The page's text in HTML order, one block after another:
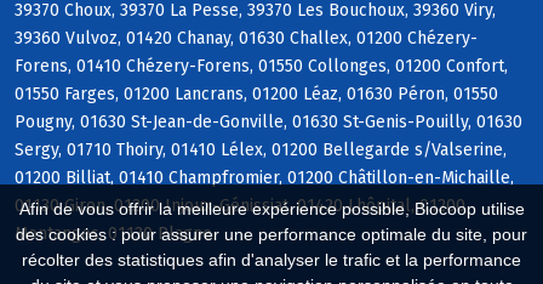
Afin de vous offrir la meilleure expérience possible, Biocoop utilise
des cookies : pour assurer une performance optimale du site, pour
récolter des statistiques afin d'analyser le trafic et la performance
39370 Choux, 39370 La Pesse, 39370 Les Bouchoux, 39360 Viry,
39360 Vulvoz, 01420 Chanay, 01630 Challex, 01200 Chézery-
Forens, 01410 Chézery-Forens, 01550 Collonges, 01200 Confort,
01550 Farges, 01200 Lancrans, 01200 Léaz, 01630 Péron, 01550
Pougny, 01630 St-Jean-de-Gonville, 01630 St-Genis-Pouilly, 01630
Sergy, 01710 Thoiry, 01410 Lélex, 01200 Bellegarde s/Valserine,
01200 Billiat, 01410 Champfromier, 01200 Châtillon-en-Michaille,
01130 Giron, 01200 Injoux-Génissiat, 01420 Lhôpital, 01200
Montanges, 01130 Plagne